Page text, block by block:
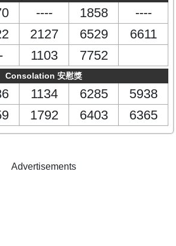
---- 1858
----
2127 6529
6611
1103 7752
Consolation 安慰獎
1134 6285
5938
1792 6403 6365
Advertisements